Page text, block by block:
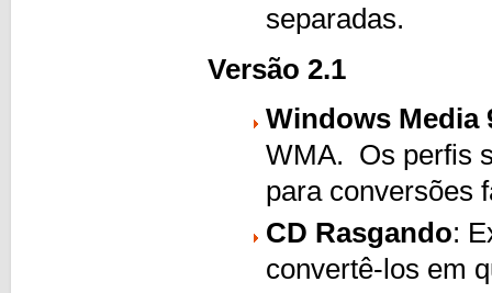
separadas.
Versão 2.1
Windows Media
WMA. Os perfis
para conversões
CD Rasgando:
convertê-los em